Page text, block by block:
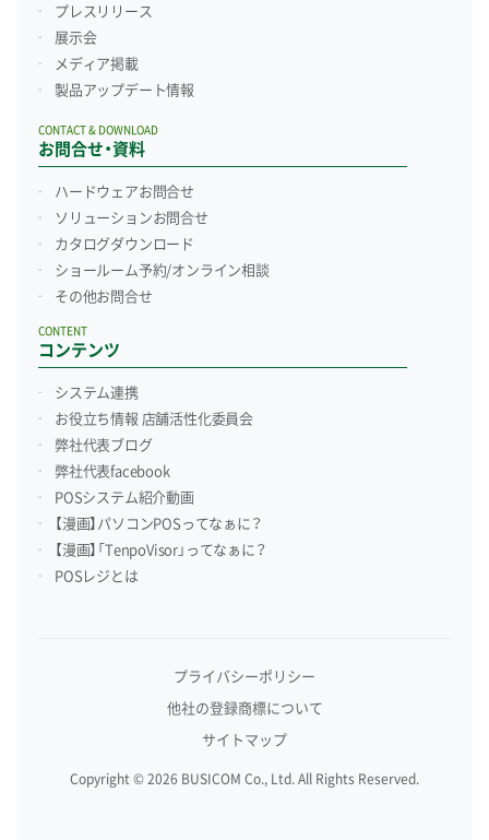
プレスリリース
展示会
メディア掲載
製品アップデート情報
お問合せ・資料
CONTACT & DOWNLOAD
ハードウェアお問合せ
ソリューションお問合せ
カタログダウンロード
ショールーム予約/オンライン相談
その他お問合せ
コンテンツ
CONTENT
システム連携
お役立ち情報 店舗活性化委員会
弊社代表ブログ
弊社代表facebook
POSシステム紹介動画
【漫画】パソコンPOSってなぁに？
【漫画】「TenpoVisor」ってなぁに？
POSレジとは
プライバシーポリシー
他社の登録商標について
サイトマップ
Copyright © 2026 BUSICOM Co., Ltd. All Rights Reserved.